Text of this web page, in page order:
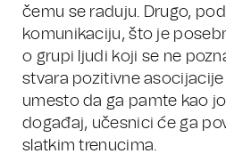
čemu se raduju. Drugo,
komunikaciju, što je
o grupi ljudi koji se ne
stvara pozitivne asocijacije
umesto da ga pamte kao
događaj, učesnici će ga
slatkim trenucima.